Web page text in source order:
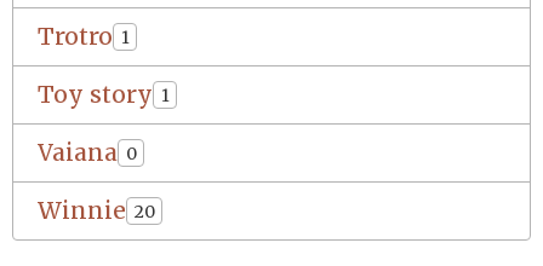
Trotro 1
Toy story 1
Vaiana 0
Winnie 20